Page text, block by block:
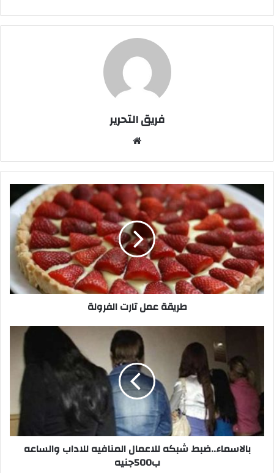
فريق التحرير
طريقة
عمل
تارت
الفرولة
طريقة عمل تارت الفرولة
للاعمال
المنافيه
للاداب
والساعه
ب500جنيه
بالاسماء..ضبط شبكه للاعمال المنافيه للاداب والساعه
ب500جنيه